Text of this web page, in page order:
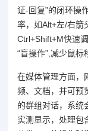
证-回复”的闭环操
率，如Alt+左/右箭
Ctrl+Shift+M快速
“盲操作”,减少鼠标
在媒体管理方面，
频、文档，并可预
的群组对话，系统
实测显示，处理包